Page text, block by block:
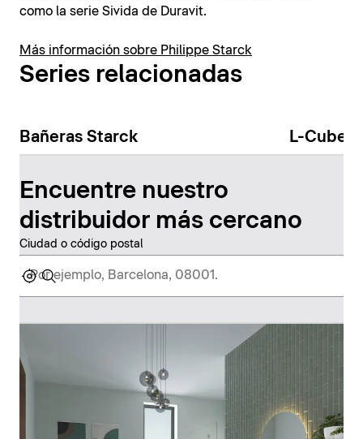
como la serie Sivida de Duravit.
Más información sobre Philippe Starck
Series relacionadas
Bañeras Starck L-Cube
Encuentre nuestro
distribuidor más cercano
Ciudad o código postal